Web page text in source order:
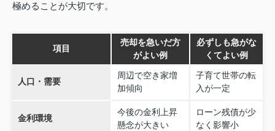
極めることが大切です。
項目
売却を急いだ方
がよい例
必ずしも急がな
くてよい例
人口・需要
周辺で空き家増
加傾向
子育て世帯の転
入が一定
金利環境
今後の金利上昇
懸念が大きい
ローン残債が少
なく影響小